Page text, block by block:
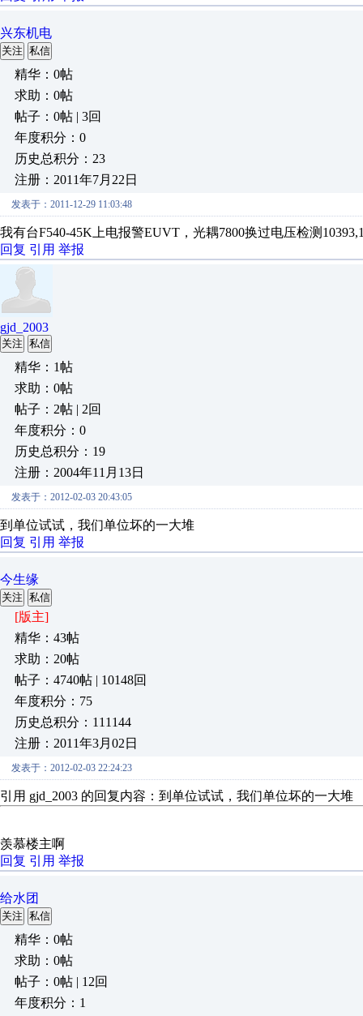
兴东机电
关注 私信
精华：0帖
求助：0帖
帖子：0帖 | 3回
年度积分：0
历史总积分：23
注册：2011年7月22日
发表于：2011-12-29 11:03:48
我有台F540-45K上电报警EUVT，光耦7800换过电压检测
回复 引用 举报
gjd_2003
关注 私信
精华：1帖
求助：0帖
帖子：2帖 | 2回
年度积分：0
历史总积分：19
注册：2004年11月13日
发表于：2012-02-03 20:43:05
到单位试试，我们单位坏的一大堆
回复 引用 举报
今生缘
关注 私信
[版主]
精华：43帖
求助：20帖
帖子：4740帖 | 10148回
年度积分：75
历史总积分：111144
注册：2011年3月02日
发表于：2012-02-03 22:24:23
引用 gjd_2003 的回复内容：到单位试试，我们单位坏的一大堆
羡慕楼主啊
回复 引用 举报
给水团
关注 私信
精华：0帖
求助：0帖
帖子：0帖 | 12回
年度积分：1